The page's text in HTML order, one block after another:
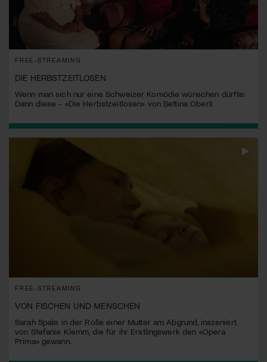
FREE-STREAMING
DIE HERBSTZEITLOSEN
Wenn man sich nur eine Schweizer Komödie wünschen dürfte:
Dann diese - «Die Herbstzeitlosen» von Bettina Oberli
FREE-STREAMING
VON FISCHEN UND MENSCHEN
Sarah Spale in der Rolle einer Mutter am Abgrund, inszeniert
von Stefanie Klemm, die für ihr Erstlingswerk den «Opera
Prima» gewann.